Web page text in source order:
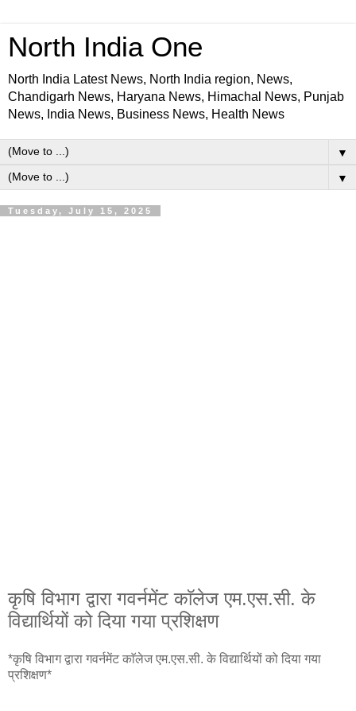
North India One
North India Latest News, North India region, News,
Chandigarh News, Haryana News, Himachal News, Punjab
News, India News, Business News, Health News
▼
▼
Tuesday, July 15, 2025
कृषि विभाग द्वारा गवर्नमेंट काॅलेज एम.एस.सी. के
विद्यार्थियों को दिया गया प्रशिक्षण
*कृषि विभाग द्वारा गवर्नमेंट काॅलेज एम.एस.सी. के विद्यार्थियों को दिया गया
प्रशिक्षण*